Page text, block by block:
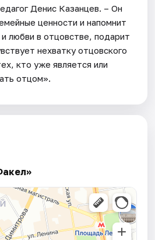
Денис Казанцев. – Он
ценности и напомнит
любви в отцовстве, подарит
нехватку отцовского
кто уже является или
отцом».